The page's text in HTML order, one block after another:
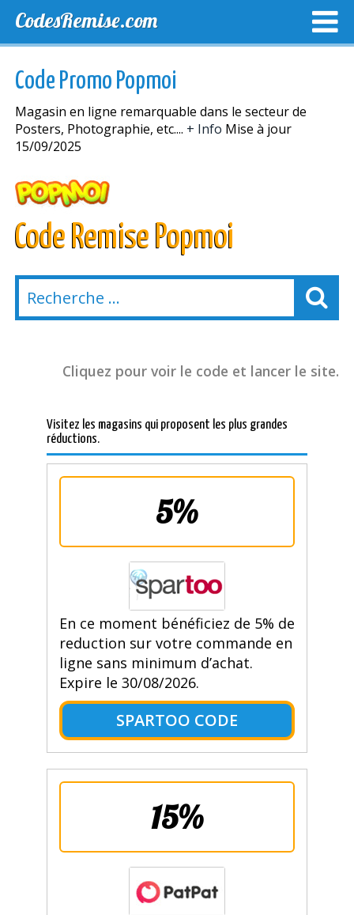
CodesRemise.com
NOUVELLES MAGASINS
Code Promo Popmoi
Magasin en ligne remarquable dans le secteur de
Posters, Photographie, etc.... + Info Mise à jour
15/09/2025
Code Remise Popmoi
Cliquez pour voir le code et lancer le site.
Visitez les magasins qui proposent les plus grandes
réductions.
5%
En ce moment bénéficiez de 5% de
reduction sur votre commande en
ligne sans minimum d’achat.
Expire le 30/08/2026.
SPARTOO CODE
15%